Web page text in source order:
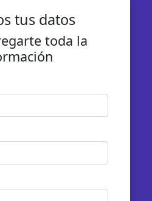
tus datos
toda la